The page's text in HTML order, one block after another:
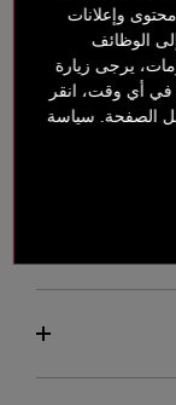
محتوى وإعلانات
الوظائف
يرجى زيارة
في أي وقت، انقر
الصفحة. سياسة